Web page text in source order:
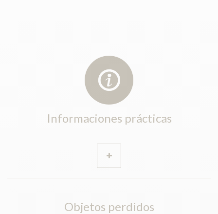
Informaciones prácticas
Objetos perdidos